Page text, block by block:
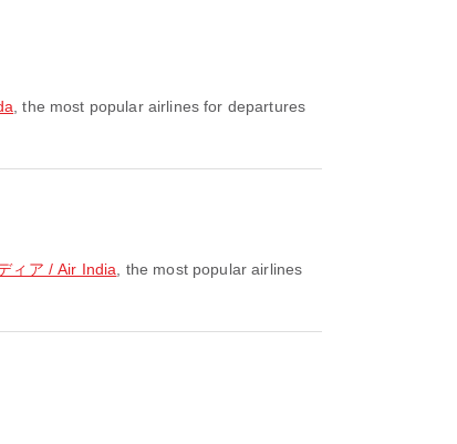
, the most popular airlines for departures
ィア / Air India , the most popular airlines